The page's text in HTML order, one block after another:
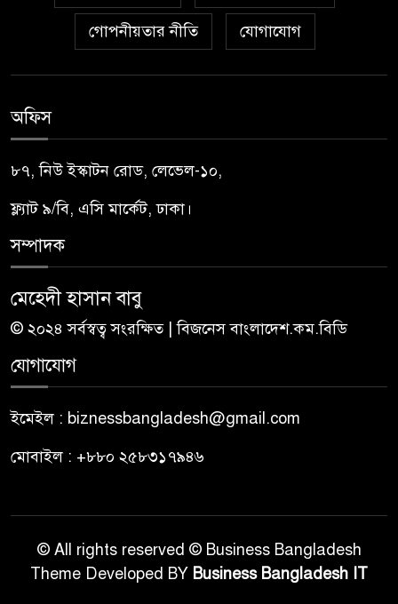
গোপনীয়তার নীতি যোগাযোগ
অফিস
৮৭, নিউ ইস্কাটন রোড, লেভেল-১০,
ফ্ল্যাট ৯/বি, এসি মার্কেট, ঢাকা।
সম্পাদক
মেহেদী হাসান বাবু
© ২০২৪ সর্বস্বত্ব সংরক্ষিত | বিজনেস বাংলাদেশ.কম.বিডি
যোগাযোগ
ইমেইল : biznessbangladesh@gmail.com
মোবাইল : +৮৮০ ২৫৮৩১৭৯৪৬
© All rights reserved © Business Bangladesh
Theme Developed BY Business Bangladesh IT